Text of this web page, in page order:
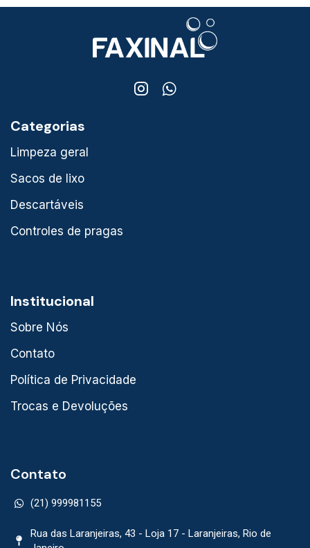
Categorias
Limpeza geral
Sacos de lixo
Descartáveis
Controles de pragas
Institucional
Sobre Nós
Contato
Política de Privacidade
Trocas e Devoluções
Contato
(21) 999981155
Rua das Laranjeiras, 43 - Loja 17 - Laranjeiras, Rio de